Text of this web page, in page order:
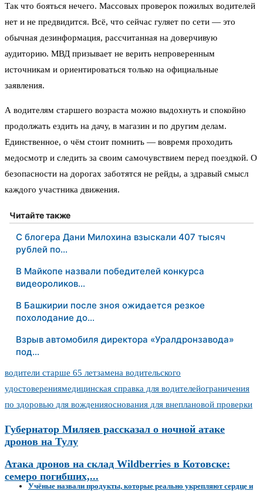
Так что бояться нечего. Массовых проверок пожилых водителей
нет и не предвидится. Всё, что сейчас гуляет по сети — это
обычная дезинформация, рассчитанная на доверчивую
аудиторию. МВД призывает не верить непроверенным
источникам и ориентироваться только на официальные
заявления.
А водителям старшего возраста можно выдохнуть и спокойно
продолжать ездить на дачу, в магазин и по другим делам.
Единственное, о чём стоит помнить — вовремя проходить
медосмотр и следить за своим самочувствием перед поездкой. О
безопасности на дорогах заботятся не рейды, а здравый смысл
каждого участника движения.
Читайте также
С блогера Дани Милохина взыскали 407 тысяч
рублей по…
В Майкопе назвали победителей конкурса
видеороликов…
В Башкирии после зноя ожидается резкое
похолодание до…
Взрыв автомобиля директора «Уралдронзавода»
под…
водители старше 65 летзамена водительского
удостоверениямедицинская справка для водителейограничения
по здоровью для вожденияоснования для внеплановой проверки
Губернатор Миляев рассказал о ночной атаке
дронов на Тулу
Атака дронов на склад Wildberries в Котовске:
семеро погибших,...
Учёные назвали продукты, которые реально укрепляют сердце и